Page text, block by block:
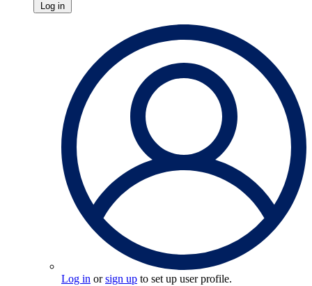
Log in
Log in orsign up to set up user profile.